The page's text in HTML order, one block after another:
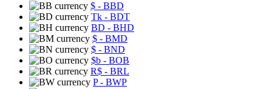
$ - BBD
Tk - BDT
BD - BHD
$ - BMD
$ - BND
$b - BOB
R$ - BRL
P- BWP